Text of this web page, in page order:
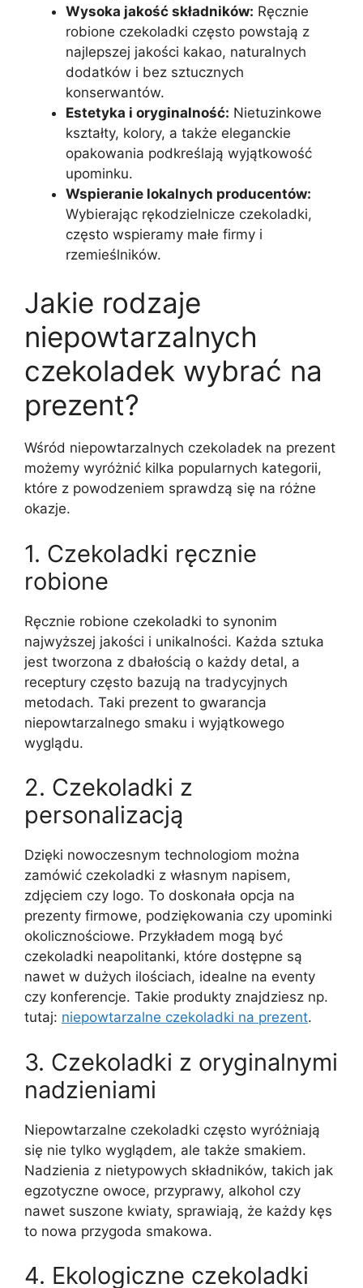
Wysoka jakość składników: Ręcznie
robione czekoladki często powstają z
najlepszej jakości kakao, naturalnych
dodatków i bez sztucznych
konserwantów.
Estetyka i oryginalność: Nietuzinkowe
kształty, kolory, a także eleganckie
opakowania podkreślają wyjątkowość
upominku.
Wspieranie lokalnych producentów:
Wybierając rękodzielnicze czekoladki,
często wspieramy małe firmy i
rzemieślników.
Jakie rodzaje
niepowtarzalnych
czekoladek wybrać na
prezent?
Wśród niepowtarzalnych czekoladek na prezent
możemy wyróżnić kilka popularnych kategorii,
które z powodzeniem sprawdzą się na różne
okazje.
1. Czekoladki ręcznie
robione
Ręcznie robione czekoladki to synonim
najwyższej jakości i unikalności. Każda sztuka
jest tworzona z dbałością o każdy detal, a
receptury często bazują na tradycyjnych
metodach. Taki prezent to gwarancja
niepowtarzalnego smaku i wyjątkowego
wyglądu.
2. Czekoladki z
personalizacją
Dzięki nowoczesnym technologiom można
zamówić czekoladki z własnym napisem,
zdjęciem czy logo. To doskonała opcja na
prezenty firmowe, podziękowania czy upominki
okolicznościowe. Przykładem mogą być
czekoladki neapolitanki, które dostępne są
nawet w dużych ilościach, idealne na eventy
czy konferencje. Takie produkty znajdziesz np.
tutaj: niepowtarzalne czekoladki na prezent.
3. Czekoladki z oryginalnymi
nadzieniami
Niepowtarzalne czekoladki często wyróżniają
się nie tylko wyglądem, ale także smakiem.
Nadzienia z nietypowych składników, takich jak
egzotyczne owoce, przyprawy, alkohol czy
nawet suszone kwiaty, sprawiają, że każdy kęs
to nowa przygoda smakowa.
4. Ekologiczne czekoladki